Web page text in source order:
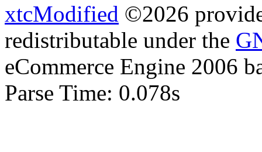
xtcModified ©2026
redistributable under the
eCommerce Engine 2006
Parse Time: 0.078s